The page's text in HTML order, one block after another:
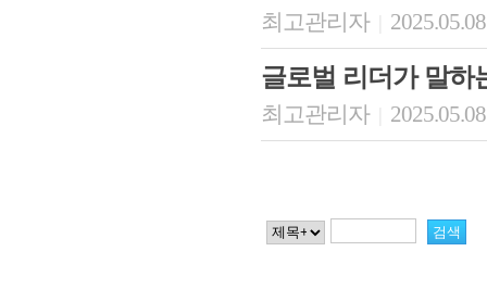
최고관리자
글로벌 리더가 말하
최고관리자